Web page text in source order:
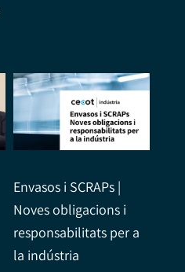
Envasos i SCRAPs |
Noves obligacions i
responsabilitats per a
la indústria